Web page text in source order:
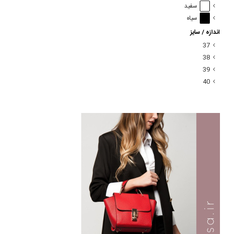
سفید
سیاه
اندازه / سایز
37
38
39
40